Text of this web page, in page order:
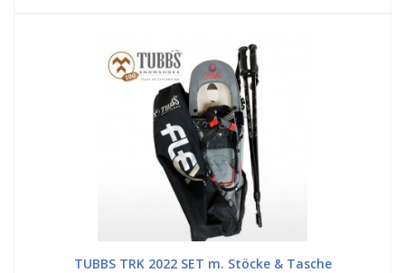
TUBBS TRK 2022 SET m. Stöcke & Tasche